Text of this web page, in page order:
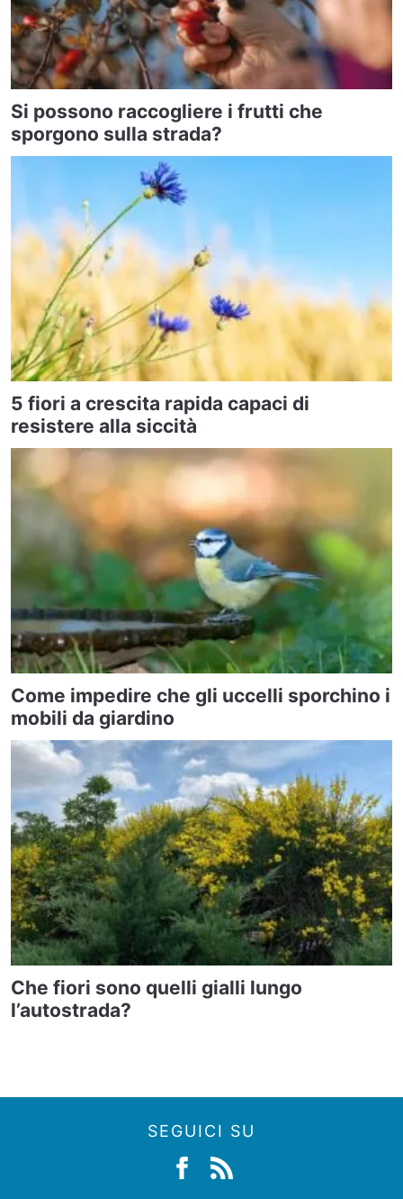
Si possono raccogliere i frutti che
sporgono sulla strada?
5 fiori a crescita rapida capaci di
resistere alla siccità
Come impedire che gli uccelli sporchino i
mobili da giardino
Che fiori sono quelli gialli lungo
l’autostrada?
SEGUICI SU